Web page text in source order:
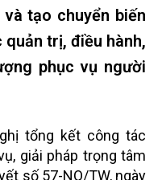
tạo chuyển biến
trị, điều hành,
phục vụ người
tổng kết công tác
giải pháp trọng tâm
số 57-NQ/TW, ngày